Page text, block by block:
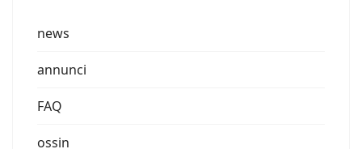
news
annunci
FAQ
ossin